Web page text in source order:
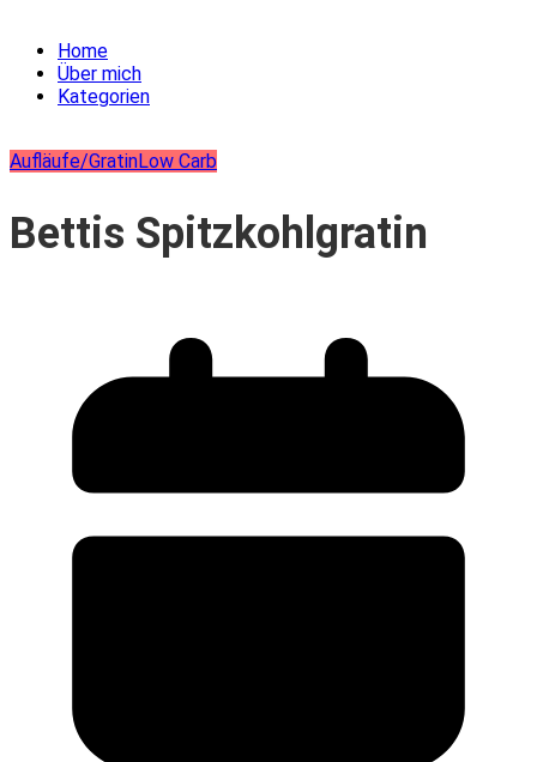
Home
Über mich
Kategorien
Aufläufe/GratinLow Carb
Bettis Spitzkohlgratin